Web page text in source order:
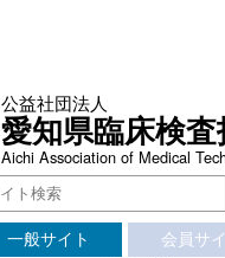
公益社団法人
愛知県臨床検
Aichi Association of Medical
一般サイト
会員サ